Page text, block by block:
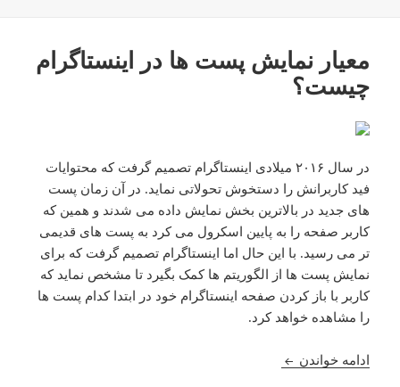
معیار نمایش پست ها در اینستاگرام
چیست؟
در سال ۲۰۱۶ میلادی اینستاگرام تصمیم گرفت که محتوایات
فید کاربرانش را دستخوش تحولاتی نماید. در آن زمان پست
های جدید در بالاترین بخش نمایش داده می شدند و همین که
کاربر صفحه را به پایین اسکرول می کرد به پست های قدیمی
تر می رسید. با این حال اما اینستاگرام تصمیم گرفت که برای
نمایش پست ها از الگوریتم ها کمک بگیرد تا مشخص نماید که
کاربر با باز کردن صفحه اینستاگرام خود در ابتدا کدام پست ها
را مشاهده خواهد کرد.
ادامه خواندن معیار نمایش پست ها در اینستاگرام چیست؟